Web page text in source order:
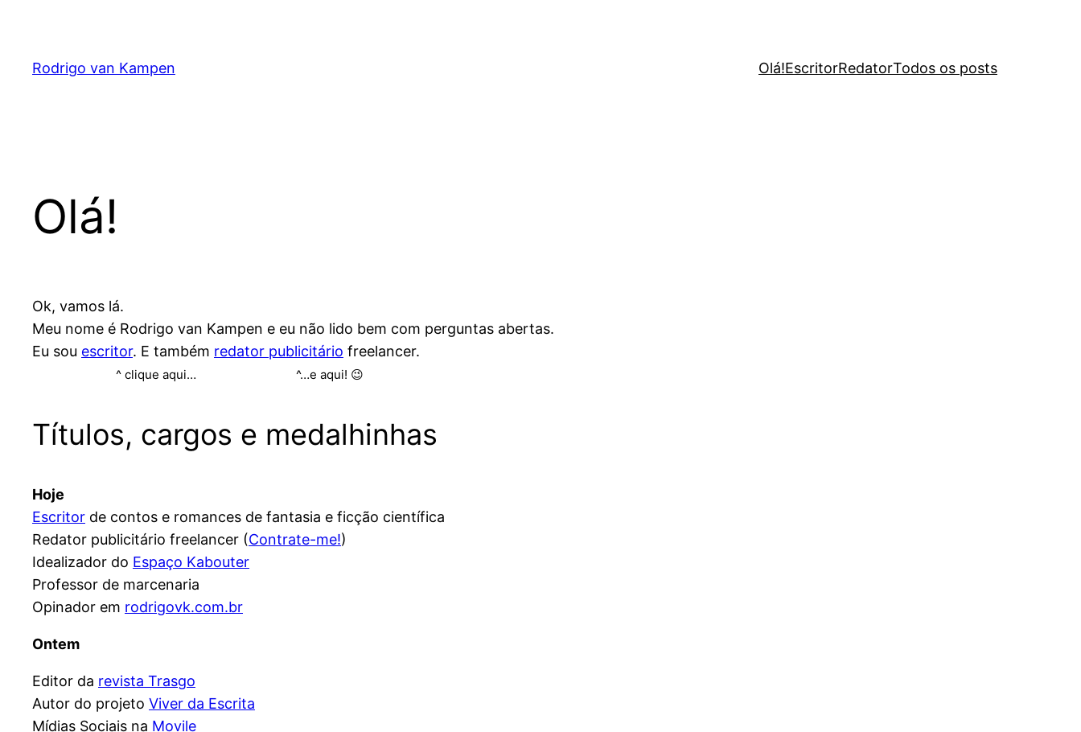
Rodrigo van Kampen Olá!EscritorRedatorTodos os posts
Olá!
Ok, vamos lá.
Meu nome é Rodrigo van Kampen e eu não lido bem com perguntas abertas.
Eu sou escritor. E também redator publicitário freelancer.
^ clique aqui… ^…e aqui! 😉
Títulos, cargos e medalhinhas
Hoje
Escritor de contos e romances de fantasia e ficção científica
Redator publicitário freelancer (Contrate-me!)
Idealizador do Espaço Kabouter
Professor de marcenaria
Opinador em rodrigovk.com.br
Ontem
Editor da revista Trasgo
Autor do projeto Viver da Escrita
Mídias Sociais na Movile